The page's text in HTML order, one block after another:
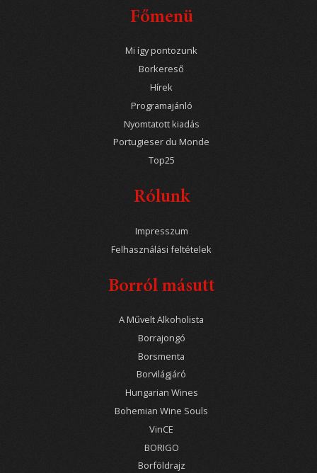
Főmenü
Mi így pontozunk
Borkereső
Hírek
Programajánló
Nyomtatott kiadás
Portugieser du Monde
Top25
Rólunk
Impresszum
Felhasználási feltételek
Borról másutt
A Művelt Alkoholista
Borrajongó
Borsmenta
Borvilágjáró
Hungarian Wines
Bohemian Wine Souls
VinCE
BORIGO
Borföldrajz